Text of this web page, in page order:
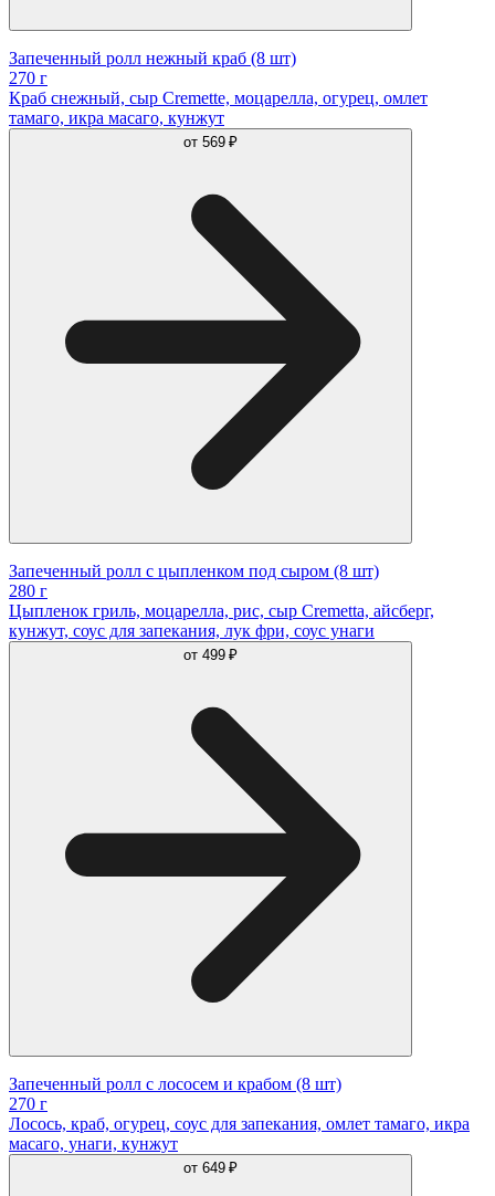
Запеченный ролл нежный краб (8 шт)
270 г
Краб снежный, сыр Cremette, моцарелла, огурец, омлет
тамаго, икра масаго, кунжут
от 569 ₽
Запеченный ролл с цыпленком под сыром (8 шт)
280 г
Цыпленок гриль, моцарелла, рис, сыр Cremetta, айсберг,
кунжут, соус для запекания, лук фри, соус унаги
от 499 ₽
Запеченный ролл с лососем и крабом (8 шт)
270 г
Лосось, краб, огурец, соус для запекания, омлет тамаго, икра
масаго, унаги, кунжут
от 649 ₽